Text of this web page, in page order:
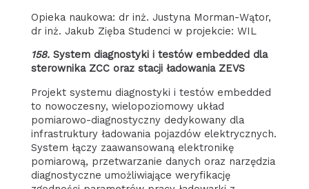
Opieka naukowa: dr inż. Justyna Morman-Wątor,
dr inż. Jakub Zięba Studenci w projekcie: WIL
158. System diagnostyki i testów embedded dla
sterownika ZCC oraz stacji ładowania ZEVS
Projekt systemu diagnostyki i testów embedded
to nowoczesny, wielopoziomowy układ
pomiarowo-diagnostyczny dedykowany dla
infrastruktury ładowania pojazdów elektrycznych.
System łączy zaawansowaną elektronikę
pomiarową, przetwarzanie danych oraz narzędzia
diagnostyczne umożliwiające weryfikację